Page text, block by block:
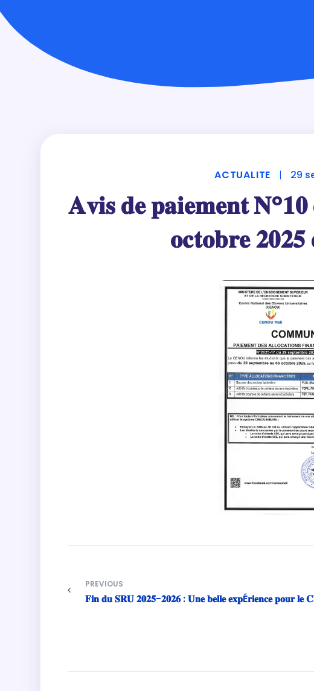
ACTUALITE | 29
𝐀𝐯𝐢𝐬 𝐝𝐞 𝐩𝐚𝐢𝐞𝐦𝐞𝐧𝐭
𝐨𝐜𝐭𝐨𝐛𝐫𝐞
PREVIOUS
𝐅𝐢𝐧 𝐝𝐮 𝐒𝐑𝐔 𝟐𝟎𝟐𝟓-𝟐𝟎𝟐𝟔 : 𝐔𝐧𝐞 𝐛𝐞𝐥𝐥𝐞 𝐞𝐱𝐩É𝐫𝐢𝐞𝐧𝐜𝐞 𝐩𝐨𝐮𝐫